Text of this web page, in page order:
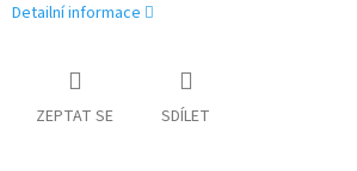
Detailní informace
ZEPTAT SE SDÍLET